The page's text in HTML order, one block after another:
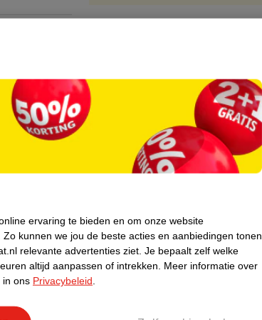
ervaring te bieden en om onze website
Zo kunnen we jou de beste acties en aanbiedingen tonen
relevante advertenties ziet. Je bepaalt zelf welke
altijd aanpassen of intrekken.
Meer informatie over
in ons Privacybeleid